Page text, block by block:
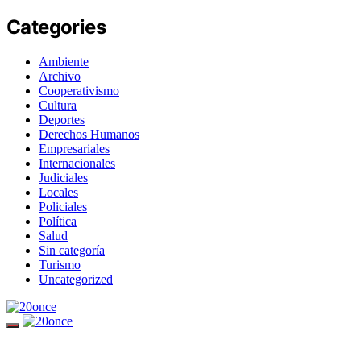
Categories
Ambiente
Archivo
Cooperativismo
Cultura
Deportes
Derechos Humanos
Empresariales
Internacionales
Judiciales
Locales
Policiales
Política
Salud
Sin categoría
Turismo
Uncategorized